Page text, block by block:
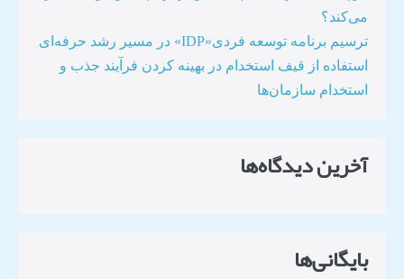
می‌کند؟
ترسیم برنامه توسعه فردی«IDP» در مسیر رشد حرفه‌ای
استفاده از قیف استخدام در بهینه کردن فرآیند جذب و
استخدام سازمان‌ها​
آخرین دیدگاه‌ها
بایگانی‌ها